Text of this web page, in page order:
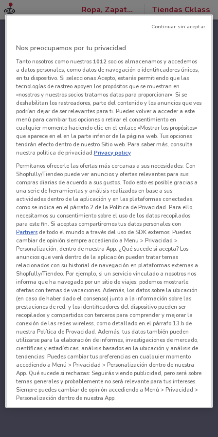
Ropa, Zapatos y Accesorios Tiendas Cklass
Nos preocupamos por tu privacidad
Tanto nosotros como nuestros 1012socios almacenamos y accedemos
a datos personales, como datos de navegación o identificadores únicos,
en tu dispositivo. Si seleccionas Acepto, estarás permitiendo que las
tecnologías de rastreo apoyen los propósitos que se muestran en
«nosotros y nuestros socios tratamos datos para proporcionar». Si se
deshabilitan los rastreadores, parte del contenido y los anuncios que ves
podrían dejar de ser relevantes para ti. Puedes volver a acceder a este
menú para cambiar tus opciones o retirar el consentimiento en
cualquier momento haciendo clic en el enlace «Mostrar los propósitos»
que aparece en el en la parte inferior de la página web. Tus opciones
tendrán efecto dentro de nuestro Sitio web. Para saber más, consulta
nuestra política de privacidad.Privacy policy
Permítanos ofrecerle las ofertas más cercanas a sus necesidades: Con
Shopfully/Tiendeo puede ver anuncios y ofertas relevantes para sus
compras diarias de acuerdo a sus gustos. Todo esto es posible gracias a
una serie de herramientas y análisis realizados en base a sus
actividades dentro de la aplicación y en las plataformas conectadas,
como se indica en el párrafo 2 de la Política de Privacidad. Para ello,
necesitamos su consentimiento sobre el uso de los datos recopilados
para este fin. Si aceptas compartiremos tus datos personales con
Partners de todo el mundo a través del uso de SDK externos. Puedes
cambiar de opinión siempre accediendo a Menu > Privacidad >
Personalización, dentro de nuestra App. ¿Qué sucede si acepta? Los
anuncios que verá dentro de la aplicación pueden tratar temas
relacionados con su historial de navegación en plataformas externas a
Shopfully/Tiendeo. Por ejemplo, si un servicio vinculado a nosotros nos
informa que ha navegado por un sitio de viajes, podemos mostrarle
ofertas con temas de vacaciones. Además, los datos sobre la ubicación
(en caso de haber dado el consenso) junto a la información sobre las
prestaciones de red, y los identificadores del dispositivo pueden ser
recopilados y compartidos con terceros para comprender y mejorar la
conexión de las redes wireless, como detallado en el párrafo 13.b de
nuestra Política de Provacidad. Además, tus datos también pueden
utilizarse para la elaboración de informes, investigaciones de mercado,
científicas y estadísticas, análisis basados en la ubicación y análisis de
tendencias. Puedes cambiar tus preferencias en cualquier momento
accediendo a Menú > Privacidad > Personalización dentro de nuestra
App. Qué sucede si rechazas: Seguirás viendo publicidad, pero será sobre
temas generales y probablemente no será relevante para tus intereses.
Siempre puedes cambiar de opinión accediendo a Menú > Privacidad >
Personalización dentro de nuestra App.
Continuar sin aceptar